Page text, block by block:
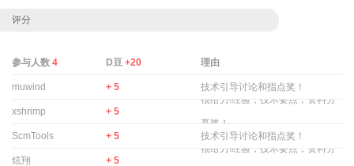
评分
参与人数 4 D豆+20 理由
muwind + 5 技术引导讨论和指点奖！
xshrimp + 5
很给力!经验；技术要点；资料分
享奖！
ScmTools
+ 5 技术引导讨论和指点奖！
炫翔 + 5
很给力!经验；技术要点；资料分